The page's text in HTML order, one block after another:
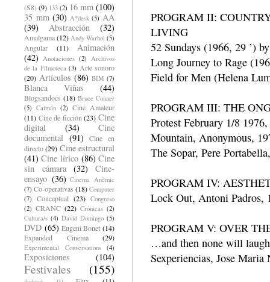
PROGRAM II:
LIVING
52 Sundays (1966, 29 ’)
Long Journey to Rage
Field for Men (Helena
PROGRAM III: THE
Protest February 1/8
Mountain, Anonymous,
The Sopar, Pere
PROGRAM IV:
Lock Out, Antoni Padros,
PROGRAM V: OVER
…and then none will
Sexperiencias, Jose
(S8)(9) 133 (2) 16 mm (100)
35 mm (30) A*desk (5) AA
(39)
Abstracción (32)
Amalgama(12) Andy Warhol (5)
Angular (11)
Animación
(42)
Anotaciones (2)
Archivos
de la Filmoteca (3) Arte sonoro
(20) Artículos (86) BIM (7)
Blanca Viñas (44)
Blogsandocs (18) Bruce Conner
(5) Caimán (2) Cine Amateur
(11) Cine de ficción (23) Cine
digital
(34)
Cine
documental (91)
Cine en
directo (29) Cine estructural
(41) Cine lírico (86) Cine
sin cámara
(32)
Cine-
ensayo (36) Cinema Anèmic
(7) Co-operativas (18) Computer
(7)
Conceptual (23) Congreso
(2) CRANC (22) Crónicas (2)
Cultura/s (4) David Domingo (5)
DVD (65) Eugeni Bonet (14)
Expanded Cinema
(29)
Experimental Conversations (4)
Exposiciones (104)
Festivales (155)